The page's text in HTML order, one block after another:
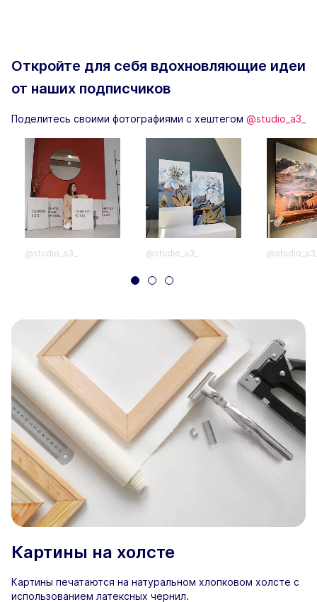
Откройте для себя вдохновляющие идеи
от наших подписчиков
Поделитесь своими фотографиями с хештегом @studio_a3_
@studio_a3_ @studio_a3_
Картины на холсте
Картины печатаются на натуральном хлопковом холсте с
использованием латексных чернил.